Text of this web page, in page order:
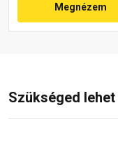
Megnézem
Szükséged lehet